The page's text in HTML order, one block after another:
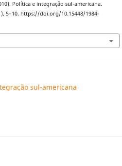
Política e integração sul-americana.
5–10. https://doi.org/10.15448/1984-
sul-americana